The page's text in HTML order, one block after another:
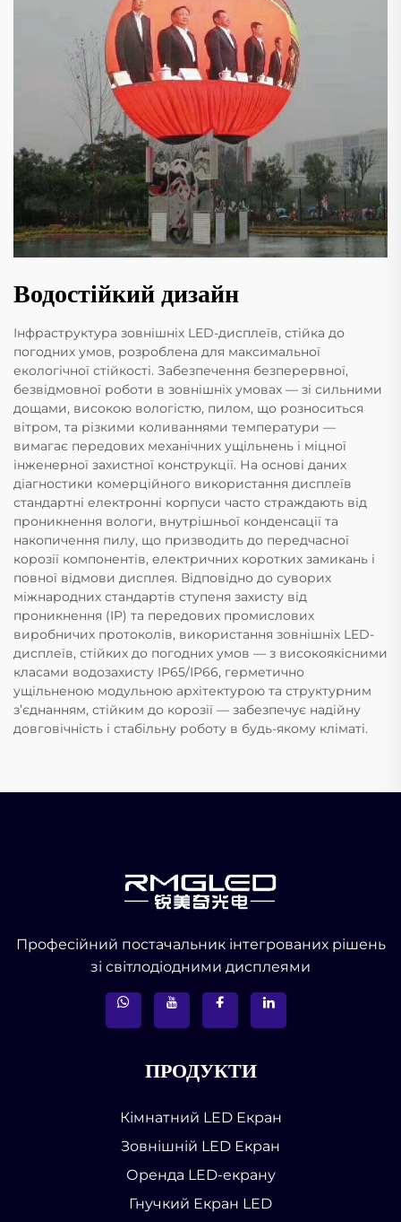
Водостійкий дизайн
Інфраструктура зовнішніх LED-дисплеїв, стійка до
погодних умов, розроблена для максимальної
екологічної стійкості. Забезпечення безперервної,
безвідмовної роботи в зовнішніх умовах — зі сильними
дощами, високою вологістю, пилом, що розноситься
вітром, та різкими коливаннями температури —
вимагає передових механічних ущільнень і міцної
інженерної захистної конструкції. На основі даних
діагностики комерційного використання дисплеїв
стандартні електронні корпуси часто страждають від
проникнення вологи, внутрішньої конденсації та
накопичення пилу, що призводить до передчасної
корозії компонентів, електричних коротких замикань і
повної відмови дисплея. Відповідно до суворих
міжнародних стандартів ступеня захисту від
проникнення (IP) та передових промислових
виробничих протоколів, використання зовнішніх LED-
дисплеїв, стійких до погодних умов — з високоякісними
класами водозахисту IP65/IP66, герметично
ущільненою модульною архітектурою та структурним
з’єднанням, стійким до корозії — забезпечує надійну
довговічність і стабільну роботу в будь-якому кліматі.
Професійний постачальник інтегрованих рішень
зі світлодіодними дисплеями
ПРОДУКТИ
Кімнатний LED Екран
Зовнішній LED Екран
Оренда LED-екрану
Гнучкий Екран LED